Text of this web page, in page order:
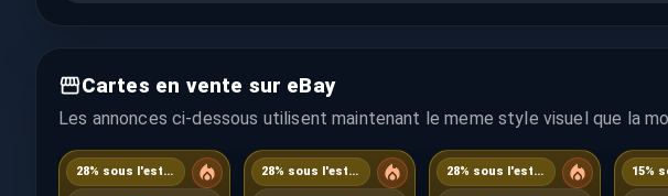
Cartes en vente sur eBay
Les annonces ci-dessous utilisent maintenant le meme style visuel que la
28% sous l'estimation 28% sous l'estimation 28% sous l'estimation